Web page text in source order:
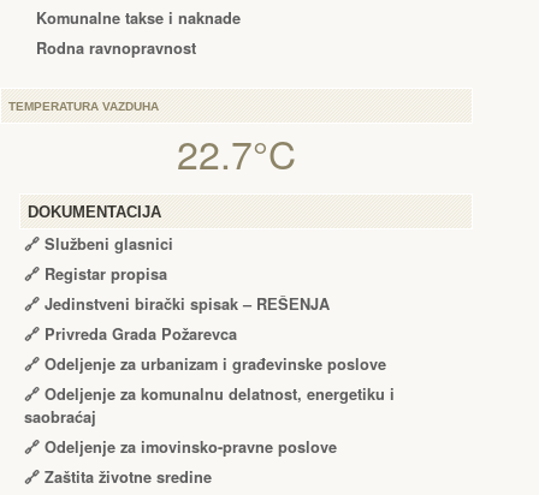
Komunalne takse i naknade
Rodna ravnopravnost
TEMPERATURA VAZDUHA
22.7°C
DOKUMENTACIJA
🔗 Službeni glasnici
🔗 Registar propisa
🔗 Jedinstveni birački spisak – RЕŠЕNJA
🔗 Privreda Grada Požarevca
🔗 Odeljenje za urbanizam i građevinske poslove
🔗 Odeljenje za komunalnu delatnost, energetiku i
saobraćaj
🔗 Odeljenje za imovinsko-pravne poslove
🔗 Zaštita životne sredine